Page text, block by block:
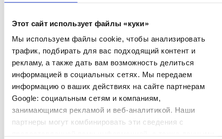
Этот сайт использует файлы «куки»
Мы используем файлы cookie, чтобы анализировать
трафик, подбирать для вас подходящий контент и
рекламу, а также дать вам возможность делиться
информацией в социальных сетях. Мы передаем
информацию о ваших действиях на сайте партнерам
Google: социальным сетям и компаниям,
занимающимся рекламой и веб-аналитикой. Наши
партнеры могут комбинировать эти сведения с
носки для мужчин. Носки, которые
визуально не отличаются от обычных носков.
Их приятно носить, поскольку они содержат
25% хлопка.
58,00€
43,50€
Посмотреть продукт